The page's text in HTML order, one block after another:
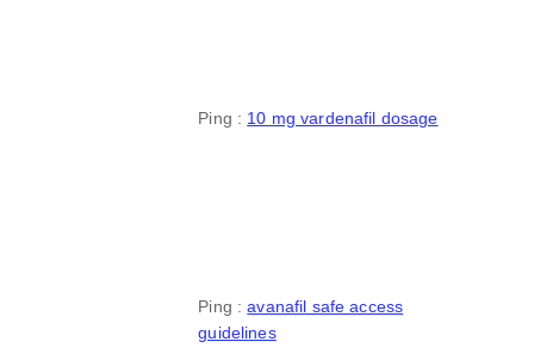
Ping : 10 mg vardenafil dosage
Ping :avanafil safe access
guidelines